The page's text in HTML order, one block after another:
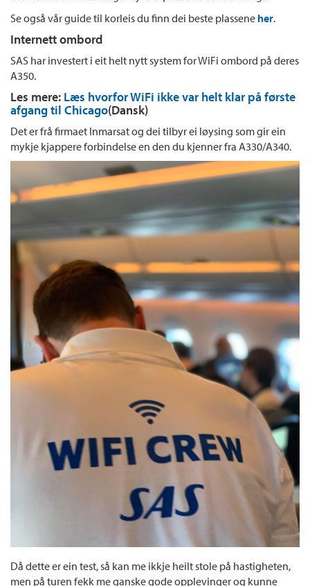
Se også vår guide til korleis du finn dei beste plassene her.
Internett ombord
SAS har investert i eit helt nytt system for WiFi ombord på deres
A350.
Les mere: Læs hvorfor WiFi ikke var helt klar på første
afgang til Chicago(Dansk)
Det er frå firmaet Inmarsat og dei tilbyr ei løysing som gir ein
mykje kjappere forbindelse en den du kjenner fra A330/A340.
Då dette er ein test, så kan me ikkje heilt stole på hastigheten,
men på turen fekk me ganske gode opplevinger og kunne